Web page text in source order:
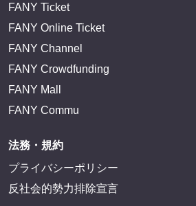
FANY Ticket
FANY Online Ticket
FANY Channel
FANY Crowdfunding
FANY Mall
FANY Commu
法務・規約
プライバシーポリシー
反社会的勢力排除宣言